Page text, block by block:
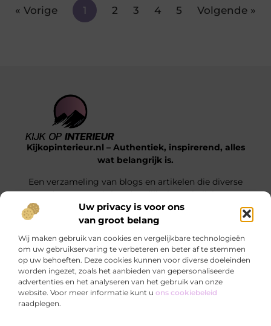
Uw privacy is voor ons
van groot belang
Wij maken gebruik van cookies en vergelijkbare technologieën
om uw gebruikservaring te verbeteren en beter af te stemmen
op uw behoeften. Deze cookies kunnen voor diverse doeleinden
worden ingezet, zoals het aanbieden van gepersonaliseerde
advertenties en het analyseren van het gebruik van onze
website. Voor meer informatie kunt u ons cookiebeleid
raadplegen.
« Vorige 1 2 3 4 5 Volgende »
Kijkopinterieur.nl – Authentiek, inspirerend, alles
wat belangrijk is.
Een verzameling van blogs en artikelen die diverse
onderwerpen uit het dagelijks leven belichten.
Onze informatie
Bericht categorie